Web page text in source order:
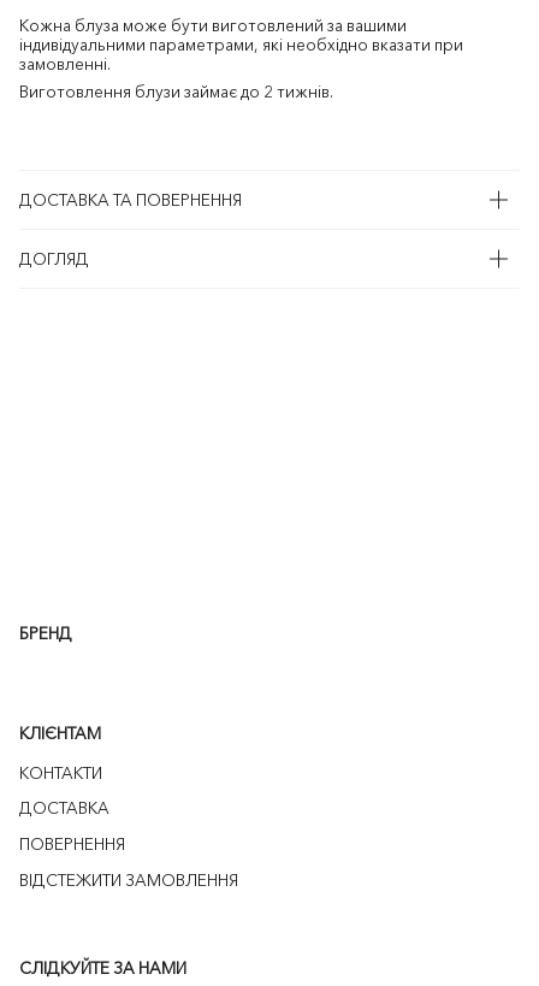
Кожна блуза може бути виготовлений за вашими
індивідуальними параметрами, які необхідно вказати при
замовленні.
Виготовлення блузи займає до 2 тижнів.
ДОСТАВКА ТА ПОВЕРНЕННЯ
ДОГЛЯД
БРЕНД
КЛІЄНТАМ
КОНТАКТИ
ДОСТАВКА
ПОВЕРНЕННЯ
ВІДСТЕЖИТИ ЗАМОВЛЕННЯ
СЛІДКУЙТЕ ЗА НАМИ